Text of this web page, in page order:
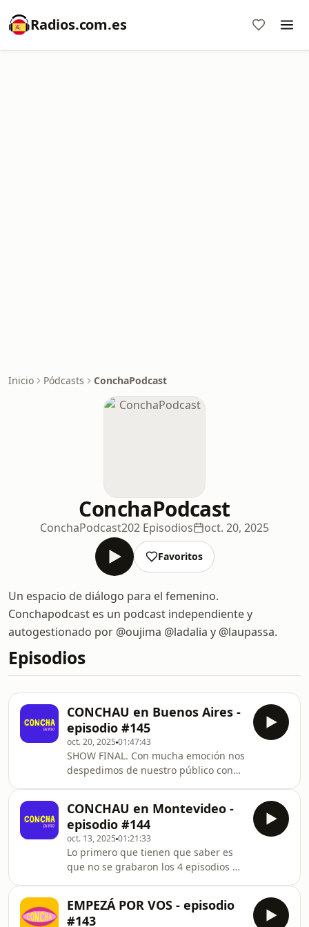
Radios.com.es
Inicio Pódcasts ConchaPodcast
ConchaPodcast
ConchaPodcast202 Episodios oct. 20, 2025
Favoritos
Un espacio de diálogo para el femenino.
Conchapodcast es un podcast independiente y
autogestionado por @oujima @ladalia y @laupassa.
Episodios
CONCHAU en Buenos Aires -
episodio #145
oct. 20, 2025 01:47:43
SHOW FINAL. Con mucha emoción nos
despedimos de nuestro público con
vivo, hubo amor, confesiones, cierres
y muchas risas. Hacer
#conchapodcast para nosotras es
esto: ser amigas arriba de un
escenario, pensar y compartirlo con
ustedes. Quisimos hacer otras cosas
pero nunca nos salió del
todo.Disfruten de esta última joya co
CONCHAU en Montevideo -
episodio #144
oct. 13, 2025 01:21:33
Lo primero que tienen que saber es
que no se grabaron los 4 episodios de
pasado el filtro del
destino.Comenzamos por escuchar el
EMPEZÁ POR VOS - episodio
#143